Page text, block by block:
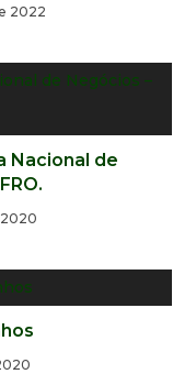
2022
Nacional de
2020